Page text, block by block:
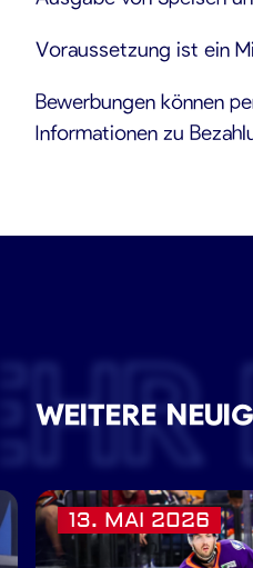
Voraussetzung ist ein
Bewerbungen können
Informationen zu
WEITERE
13. MAI 2026